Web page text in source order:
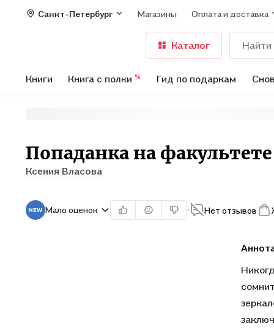
Санкт-Петербург Магазины Оплата и доставка
Каталог
Книги Книга с полки % Гид по подаркам
Попаданка на
Ксения Власова
Мало оценок Нет отзывов